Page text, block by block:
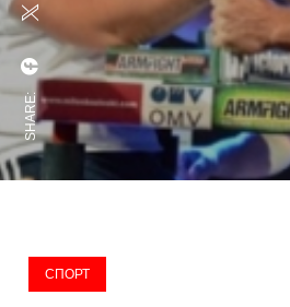
SHARE:
СПОРТ